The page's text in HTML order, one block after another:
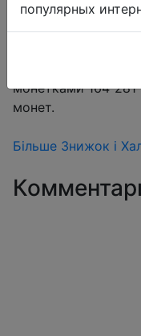
Купон продавця
монетками 164-281
монет.
Більше Знижок і
популярных